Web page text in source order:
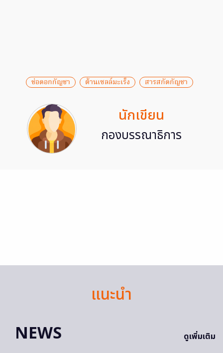
ช่อดอกกัญชา ต้านเซลล์มะเร็ง สารสกัดกัญชา
นักเขียน
กองบรรณาธิการ
แนะนำ
NEWS
ดูเพิ่มเติม